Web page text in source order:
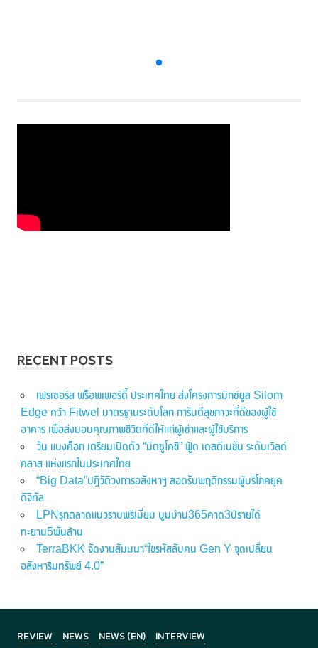
RECENT POSTS
เฟรเซอร์ส พร็อพเพอร์ตี้ ประเทศไทย ส่งโครงการมิกซ์ยูส Silom
Edge คว้า Fitwel มาตรฐานระดับโลก การันตีสุขภาวะที่ดีของผู้ใช้
อาคาร เพื่อส่งมอบคุณภาพชีวิตที่ดีให้แก่ผู้เช่าและผู้ใช้บริการ
วัน แบงค็อก เตรียมเปิดตัว “มิตซูโคชิ” ฟู้ด เดสติเนชั่น ระดับเวิลด์
คลาส แห่งแรกในประเทศไทย
“Big Data”ปฏิวัติวงการอสังหาฯ สอดรับพฤติกรรมผู้บริโภคยุค
ดิจิทัล
LPNรุกตลาดแนวราบพรีเมี่ยม บูมบ้าน365คาด3ปีรายได้
ทะยาน5พันล้าน
TerraBKK จัดงานสัมมนา“ไขรหัสลับคน Gen Y จุดเปลี่ยน
อสังหาริมทรัพย์ 4.0”
REVIEW NEWS NEWS (EN) INTERVIEW